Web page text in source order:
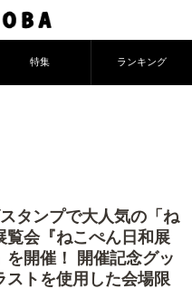
特集 ランキング
タンプで大人気の「ね
覧会『ねこぺん日和展
を開催！ 開催記念グッ
ストを使用した会場限